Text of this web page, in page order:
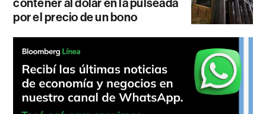
por el precio de un bono